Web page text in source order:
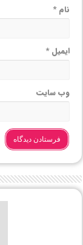
نام*
ایمیل*
وب‌ سایت